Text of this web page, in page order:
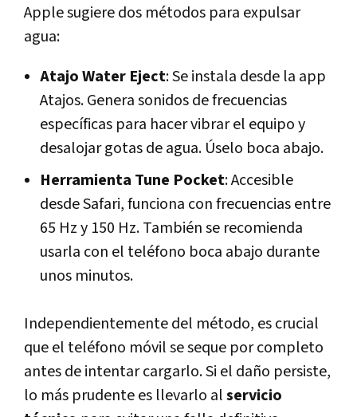
Apple sugiere dos métodos para expulsar
agua:
Atajo Water Eject: Se instala desde la app
Atajos. Genera sonidos de frecuencias
específicas para hacer vibrar el equipo y
desalojar gotas de agua. Úselo boca abajo.
Herramienta Tune Pocket: Accesible
desde Safari, funciona con frecuencias entre
65 Hz y 150 Hz. También se recomienda
usarla con el teléfono boca abajo durante
unos minutos.
Independientemente del método, es crucial
que el teléfono móvil se seque por completo
antes de intentar cargarlo. Si el daño persiste,
lo más prudente es llevarlo alservicio